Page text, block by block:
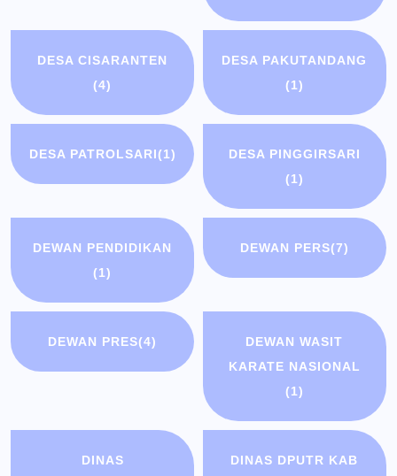
DESA CISARANTEN
(4)
DESA PAKUTANDANG
(1)
DESA PATROLSARI(1)
DESA PINGGIRSARI
(1)
DEWAN PENDIDIKAN
(1)
DEWAN PERS(7)
DEWAN PRES(4)
DEWAN WASIT
KARATE NASIONAL
(1)
DINAS DINAS DPUTR KAB